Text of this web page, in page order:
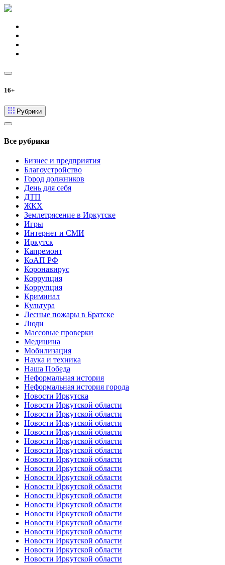
16+
Рубрики
Все рубрики
Бизнес и предприятия
Благоустройство
Город должников
День для себя
ДТП
ЖКХ
Землетрясение в Иркутске
Игры
Интернет и СМИ
Иркутск
Капремонт
КоАП РФ
Коронавирус
Коррупция
Коррупция
Криминал
Культура
Лесные пожары в Братске
Люди
Массовые проверки
Медицина
Мобилизация
Наука и техника
Наша Победа
Неформальная история
Неформальная история города
Новости Иркутска
Новости Иркутской области
Новости Иркутской области
Новости Иркутской области
Новости Иркутской области
Новости Иркутской области
Новости Иркутской области
Новости Иркутской области
Новости Иркутской области
Новости Иркутской области
Новости Иркутской области
Новости Иркутской области
Новости Иркутской области
Новости Иркутской области
Новости Иркутской области
Новости Иркутской области
Новости Иркутской области
Новости Иркутской области
Новости Иркутской области